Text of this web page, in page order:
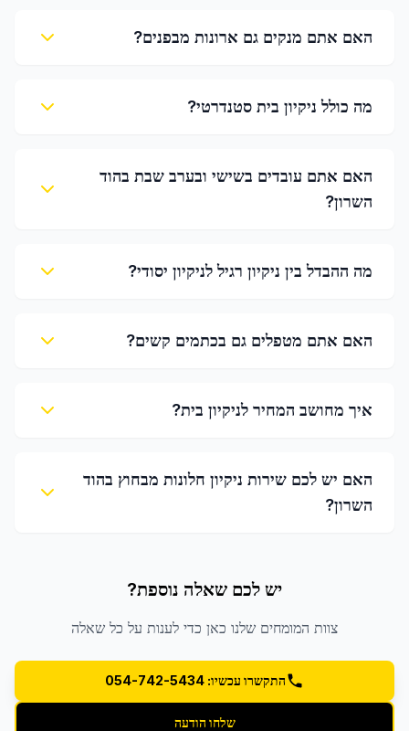
האם אתם מנקים גם ארונות מבפנים?
מה כולל ניקיון בית סטנדרטי?
האם אתם עובדים בשישי ובערב שבת בהוד
השרון?
מה ההבדל בין ניקיון רגיל לניקיון יסודי?
האם אתם מטפלים גם בכתמים קשים?
איך מחושב המחיר לניקיון בית?
האם יש לכם שירות ניקיון חלונות מבחוץ בהוד
השרון?
יש לכם שאלה נוספת?
צוות המומחים שלנו כאן כדי לענות על כל שאלה
התקשרו עכשיו: 054-742-5434
שלחו הודעה